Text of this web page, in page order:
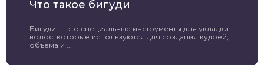
Что такое бигуди
Бигуди — это специальные инструменты для укладки
волос, которые используются для создания кудрей,
объема и ...